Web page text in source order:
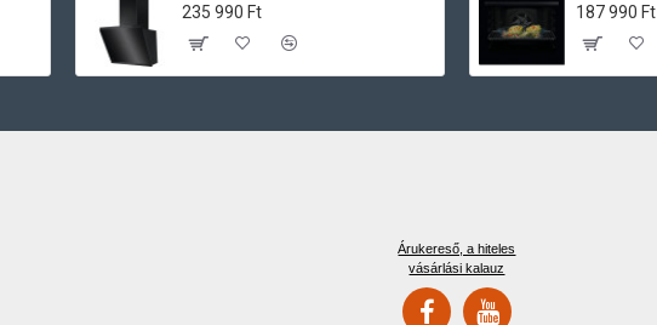
235 990 Ft
187 990 Ft
Árukereső, a hiteles
vásárlási kalauz